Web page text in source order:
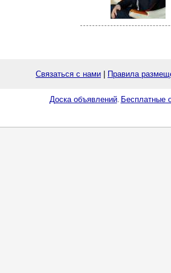
Связаться с нами Правила
Доска объявлений. Бесплатные